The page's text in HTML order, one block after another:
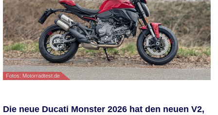
Fotos: Motorradtest.de
Die neue Ducati Monster 2026 hat den neuen V2,